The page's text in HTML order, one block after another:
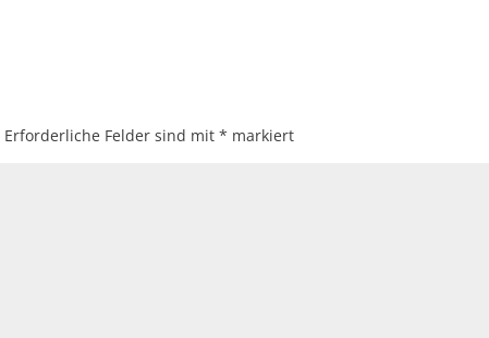
Erforderliche Felder sind mit* markiert